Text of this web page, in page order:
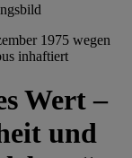
1975 wegen
inhaftiert
Wert –
und